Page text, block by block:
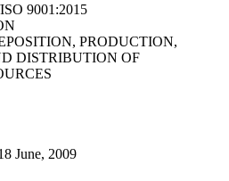
9001:2015
PRODUCTION,
DISTRIBUTION OF
June, 2009